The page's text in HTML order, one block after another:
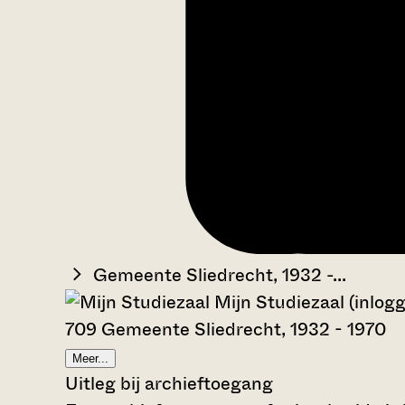
Gemeente Sliedrecht, 1932 -...
Mijn Studiezaal
709 Gemeente Sliedrecht, 1932 - 1970
Meer...
Uitleg bij archieftoegang